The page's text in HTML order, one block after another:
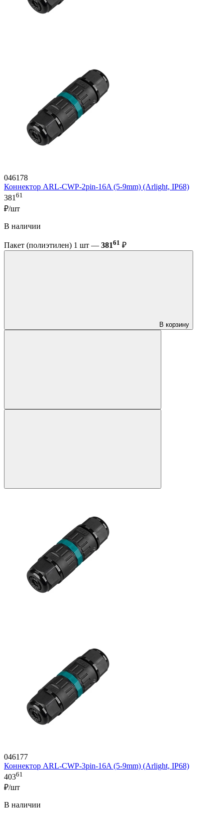
046178
Коннектор ARL-CWP-2pin-16A (5-9mm) (Arlight, IP68)
38161
₽/шт
В наличии
Пакет (полиэтилен) 1 шт — 38161 ₽
В корзину
046177
Коннектор ARL-CWP-3pin-16A (5-9mm) (Arlight, IP68)
40361
₽/шт
В наличии